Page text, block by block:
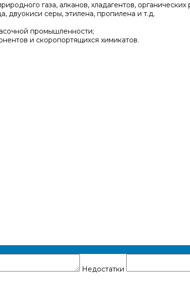
газа, алканов, хладагентов,
двуокиси серы, этилена, пропилена и т.д.
промышленности;
и скоропортящихся химикатов.
Недостатки